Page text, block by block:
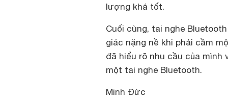
lượng khá tốt.
Cuối cùng, tai nghe
giác nặng nề khi phải cầm
đã hiểu rõ nhu cầu của
một tai nghe Bluetooth.
Minh Đức